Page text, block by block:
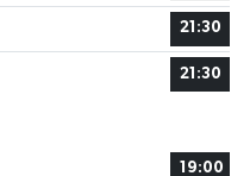
21:30
21:30
19:00